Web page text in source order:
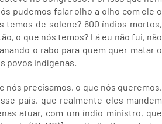
pudemos falar olho a olho com ele o
temos de solene? 600 índios mortos,
o que nós temos? Lá eu não fui, não
o rabo para quem quer matar o
povos indígenas.
nós precisamos, o que nós queremos,
país, que realmente eles mandem
atuar, com um índio ministro, que